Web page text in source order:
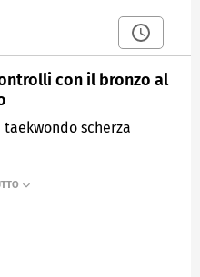
con il bronzo al
scherza